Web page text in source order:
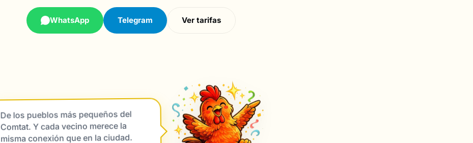
WhatsApp Telegram Ver tarifas
De los pueblos más pequeños del
Comtat. Y cada vecino merece la
misma conexión que en la ciudad.